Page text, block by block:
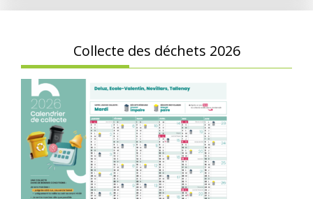
Collecte des déchets 2026